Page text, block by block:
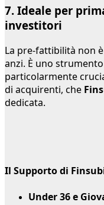
7. Ideale per
investitori
La pre-fattibilità non
anzi. È uno
particolarmente
di acquirenti, che
dedicata.
Il Supporto di
Under 36 e